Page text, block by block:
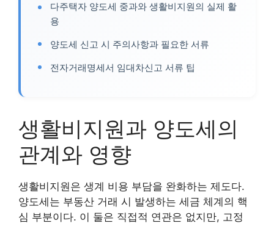
다주택자 양도세 중과와 생활비지원의 실제 활
용
양도세 신고 시 주의사항과 필요한 서류
전자거래명세서 임대차신고 서류 팁
생활비지원과 양도세의
관계와 영향
생활비지원은 생계 비용 부담을 완화하는 제도다.
양도세는 부동산 거래 시 발생하는 세금 체계의 핵
심 부분이다. 이 둘은 직접적 연관은 없지만, 고정